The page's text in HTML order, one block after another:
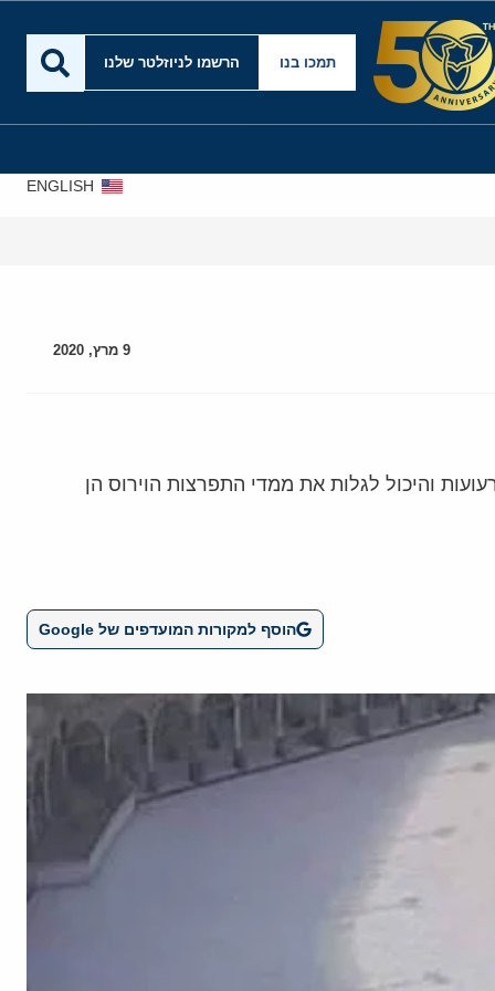
תמכו בנו הרשמו לניוזלטר שלנו
ENGLISH
9 מרץ, 2020
והיכול לגלות את ממדי התפרצות הוירוס הן
הוסף למקורות המועדפים של Google